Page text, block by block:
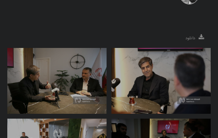
دانلود